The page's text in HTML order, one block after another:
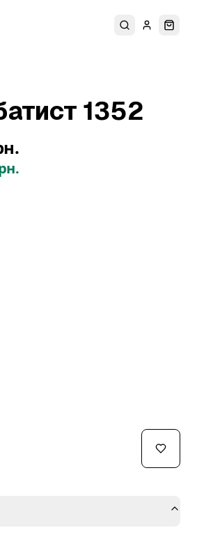
ПошукУвійти
1352